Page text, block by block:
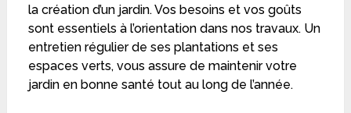
la création d’un jardin. Vos besoins et vos goûts
sont essentiels à l’orientation dans nos travaux. Un
entretien régulier de ses plantations et ses
espaces verts, vous assure de maintenir votre
jardin en bonne santé tout au long de l’année.